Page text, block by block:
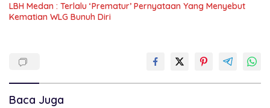
LBH Medan : Terlalu ‘Prematur’ Pernyataan Yang Menyebut
Kematian WLG Bunuh Diri
Baca Juga